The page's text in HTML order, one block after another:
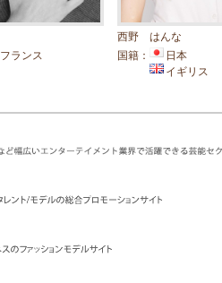
フランス
西野 はんな
国籍：
日本
イギリス